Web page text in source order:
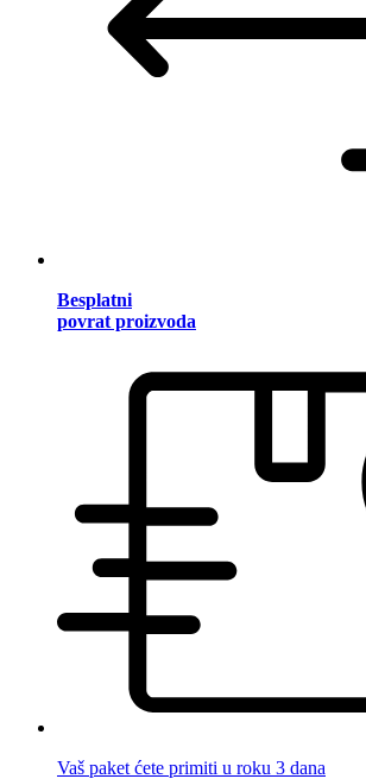
Besplatni
povrat proizvoda
Vaš paket ćete primiti u roku 3 dana